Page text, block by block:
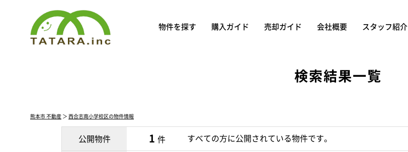
物件を探す 購入ガイド 売却ガイド 会社概要 スタッフ紹介
検索結果一覧
熊本市 不動産 ＞ 西合志南小学校区の物件情報
公開物件 1 件 すべての方に公開されている物件です。